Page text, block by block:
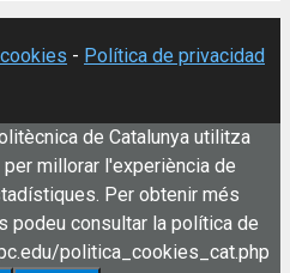
- Política de privacidad
de Catalunya utilitza
millorar l'experiència de
Per obtenir més
podeu consultar la política de
politica_cookies_cat.php